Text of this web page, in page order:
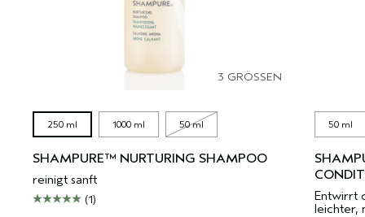
3 GRÖSSEN
250 ml 1000 ml 50 ml
SHAMPURE™ NURTURING SHAMPOO
reinigt sanft
(1)
50 ml
Entwirrt
leichter,